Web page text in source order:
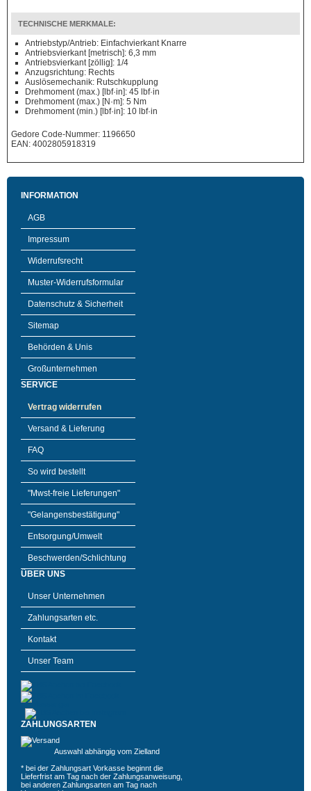
TECHNISCHE MERKMALE:
Antriebstyp/Antrieb: Einfachvierkant Knarre
Antriebsvierkant [metrisch]: 6,3 mm
Antriebsvierkant [zöllig]: 1/4
Anzugsrichtung: Rechts
Auslösemechanik: Rutschkupplung
Drehmoment (max.) [lbf·in]: 45 lbf·in
Drehmoment (max.) [N·m]: 5 Nm
Drehmoment (min.) [lbf·in]: 10 lbf·in
Gedore Code-Nummer: 1196650
EAN: 4002805918319
INFORMATION
AGB
Impressum
Widerrufsrecht
Muster-Widerrufsformular
Datenschutz & Sicherheit
Sitemap
Behörden & Unis
Großunternehmen
SERVICE
Vertrag widerrufen
Versand & Lieferung
FAQ
So wird bestellt
"Mwst-freie Lieferungen"
"Gelangensbestätigung"
Entsorgung/Umwelt
Beschwerden/Schlichtung
ÜBER UNS
Unser Unternehmen
Zahlungsarten etc.
Kontakt
Unser Team
ZAHLUNGSARTEN
Auswahl abhängig vom Zielland
* bei der Zahlungsart Vorkasse beginnt die
Lieferfrist am Tag nach der Zahlungsanweisung,
bei anderen Zahlungsarten am Tag nach